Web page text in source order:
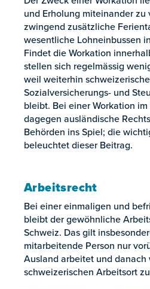
und Erholung miteinander zu
zwingend zusätzliche
wesentliche Lohneinbussen
Findet die Workation
stellen sich regelmässig
weil weiterhin
Sozialversicherungs- und
bleibt. Bei einer Workation
dagegen ausländische
Behörden ins Spiel; die
beleuchtet dieser Beitrag.
Arbeitsrecht
Bei einer einmaligen und
bleibt der gewöhnliche
Schweiz. Das gilt
mitarbeitende Person nur
Ausland arbeitet und danach
schweizerischen Arbeitsort